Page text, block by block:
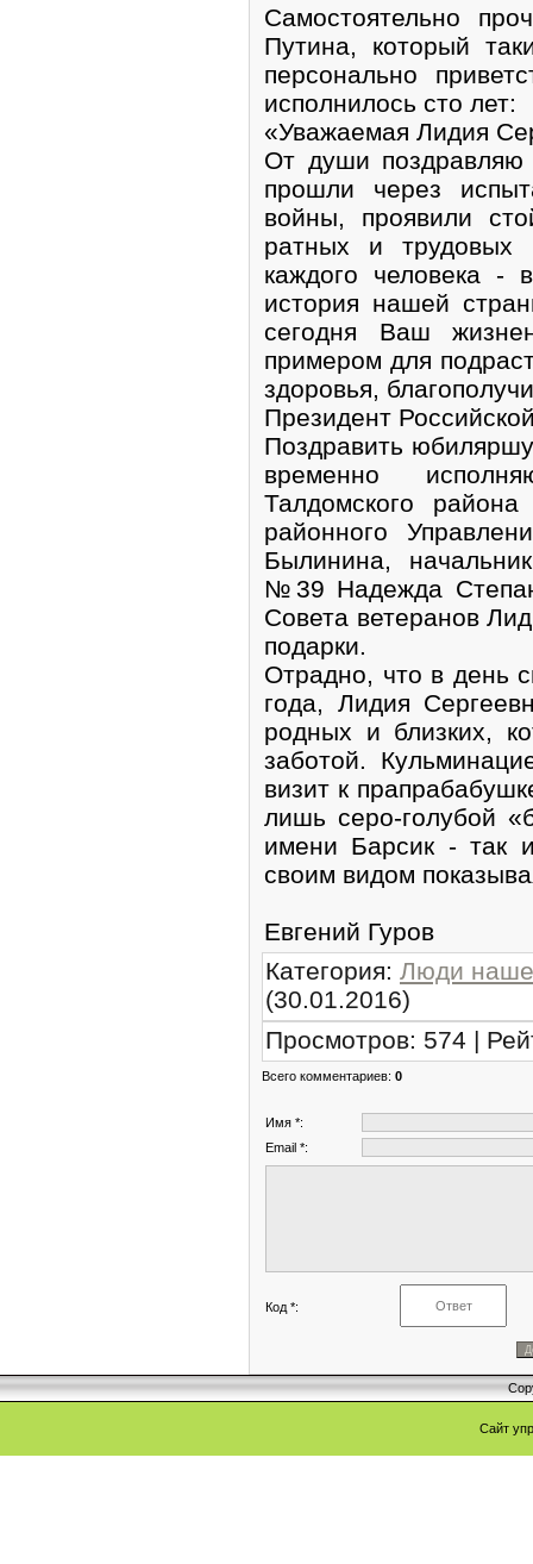
Самостоятельно
Путина, который
персонально
исполнилось сто лет:
«Уважаемая Лидия
От души
прошли через
войны, проявили
ратных и трудовых
каждого человека -
история нашей
сегодня Ваш
примером для
здоровья,
Президент
Поздравить
временно
Талдомского
районного
Былинина,
№39 Надежда
Совета ветеранов
подарки.
Отрадно, что в день
года, Лидия
родных и близких,
заботой.
визит к
лишь серо-голубой
имени Барсик - так
своим видом
Евгений Гуров
Категория: Люди
(30.01.2016)
Просмотров: 574 |
Всего комментариев: 0
Имя *:
Email *:
Код *:
Сайт